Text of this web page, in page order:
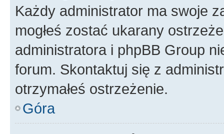
Każdy administrator ma swoje
mogłeś zostać ukarany
administratora i phpBB Group
forum. Skontaktuj się z
otrzymałeś ostrzeżenie.
Góra